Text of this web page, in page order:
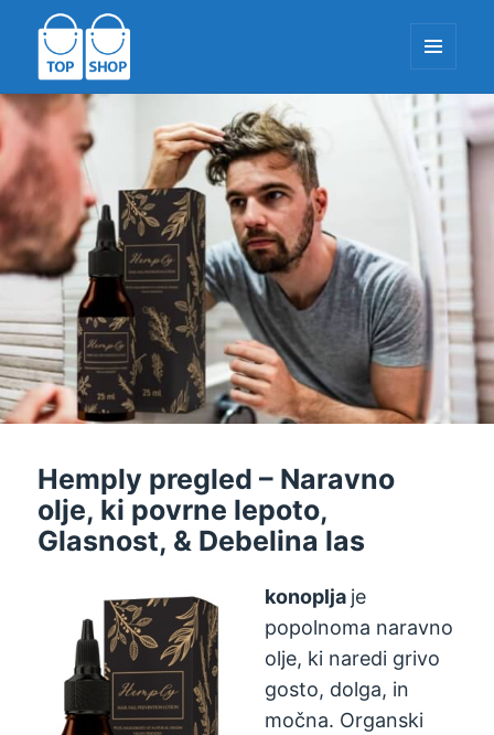
TopShop-EU.com
IN
PRIPOMOČKI
Hemply pregled – Naravno
olje, ki povrne lepoto,
Glasnost, & Debelina las
konoplja je
popolnoma naravno
olje, ki naredi grivo
gosto, dolga, in
močna. Organski